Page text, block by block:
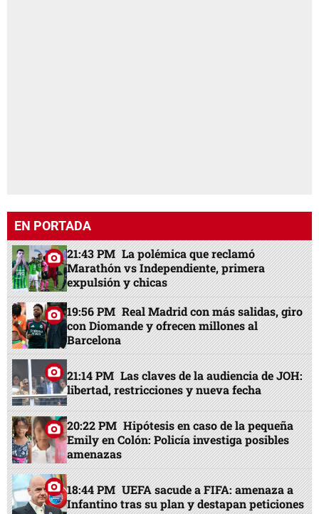
EN PORTADA
21:43 PM La polémica que reclamó
Marathón vs Independiente, primera
expulsión y chicas
19:56 PM Real Madrid con más salidas, giro
con Diomande y ofrecen millones al
Barcelona
21:14 PM Las claves de la audiencia de JOH:
libertad, restricciones y nueva fecha
20:22 PM Hipótesis en caso de la pequeña
Emily en Colón: Policía investiga posibles
amenazas
18:44 PM UEFA sacude a FIFA: amenaza a
Infantino tras su plan y destapan peticiones